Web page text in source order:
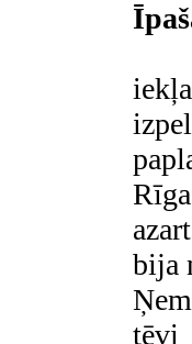
bija
tēvi